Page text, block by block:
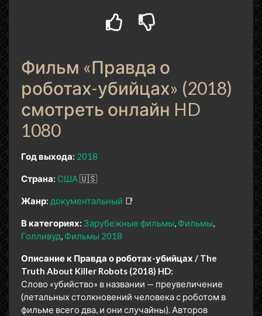
Фильм «Правда о
роботах-убийцах» (2018)
смотреть онлайн HD
1080
Год выхода: 2018
Страна: США 🇺🇸
Жанр: документальный 📑
В категориях: Зарубежные фильмы Фильмы
Голливуд Фильмы 2018
Описание к Правда о роботах-убийцах / The
Truth About Killer Robots (2018) HD:
Слово «убийство» в названии — преувеличение
(летальных столкновений человека с роботом в
фильме всего два, и они случайны). Авторов